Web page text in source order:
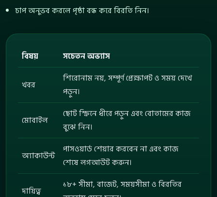
চাপ অনুভব করলে পৃষ্ঠা বন্ধ করে বিরতি নিন।
বিষয় সচেতন অভ্যাস
খবর
শিরোনাম নয়, সম্পূর্ণ প্রেক্ষাপট ও সময় দেখে
পড়ুন।
মোবাইল
ছোট স্ক্রিনে ধীরে পড়ুন এবং বোতামের কাজ
বুঝে নিন।
অ্যাকাউন্ট
পাসওয়ার্ড শেয়ার করবেন না এবং কাজ
শেষে লগআউট করুন।
দায়িত্ব
১৮+ সীমা, বাজেট, সময়সীমা ও বিরতির